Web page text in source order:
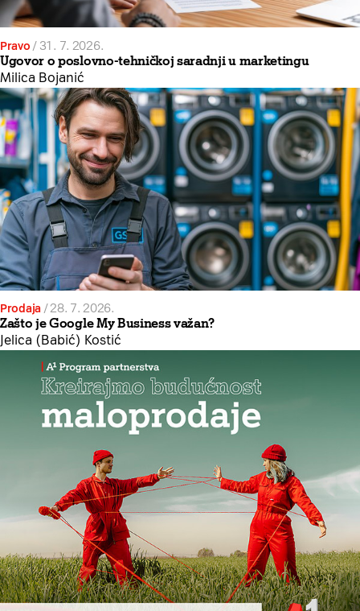
Pravo / 31. 7. 2026.
Ugovor o poslovno-tehničkoj saradnji u marketingu
Milica Bojanić
Prodaja /28. 7. 2026.
Zašto je Google My Business važan?
Jelica (Babić) Kostić